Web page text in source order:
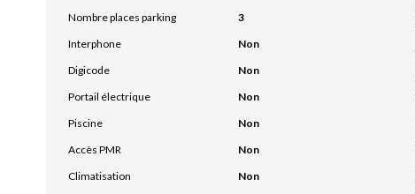
Nombre places parking
3
Interphone
Non
Digicode
Non
Portail électrique
Non
Piscine
Non
Accès PMR
Non
Climatisation
Non